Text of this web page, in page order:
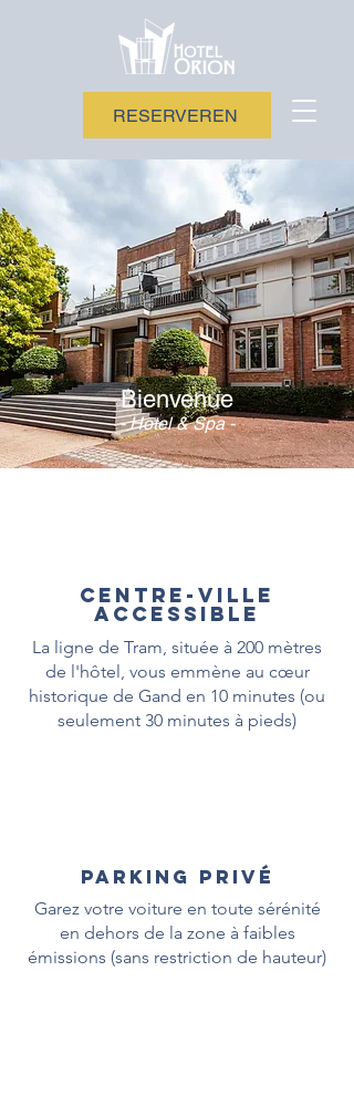
RESERVEREN
Bienvenue
- Hotel & Spa -
Centre-ville
accessible
La ligne de Tram, située à 200 mètres
de l'hôtel, vous emmène au cœur
historique de Gand en 10 minutes (ou
seulement 30 minutes à pieds)
PARKING PRIVÉ
Garez votre voiture en toute sérénité
en dehors de la zone à faibles
émissions (sans restriction de hauteur)